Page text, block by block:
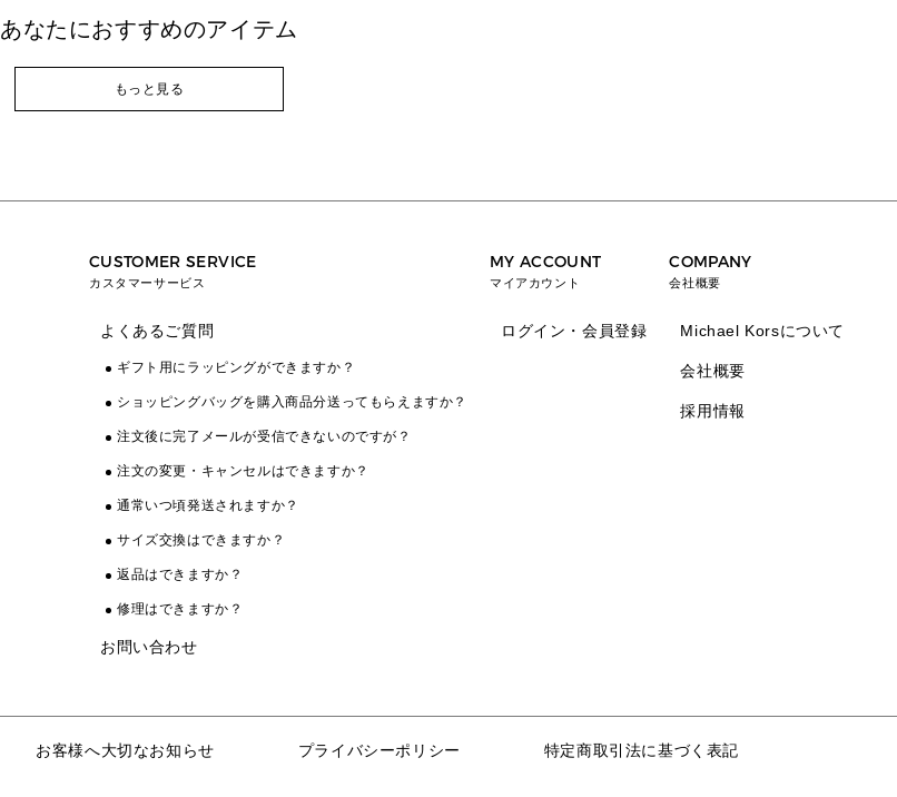
あなたにおすすめのアイテム
もっと見る
CUSTOMER SERVICE
カスタマーサービス
よくあるご質問
ギフト用にラッピングができますか？
ショッピングバッグを購入商品分送ってもらえますか？
注文後に完了メールが受信できないのですが？
注文の変更・キャンセルはできますか？
通常いつ頃発送されますか？
サイズ交換はできますか？
返品はできますか？
修理はできますか？
お問い合わせ
MY ACCOUNT
マイアカウント
ログイン・会員登録
COMPANY
会社概要
Michael Korsについて
会社概要
採用情報
お客様へ大切なお知らせ プライバシーポリシー 特定商取引法に基づく表記